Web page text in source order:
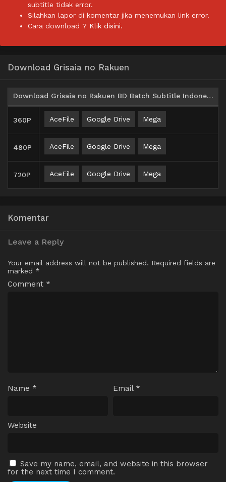
subtitle tidak error.
Silahkan lapor di komentar jika menemukan link error.
Cara download ? Klik disini.
Download Grisaia no Rakuen
Download Grisaia no Rakuen BD Batch Subtitle Indonesia
360P AceFile Google Drive Mega
480P AceFile Google Drive Mega
720P AceFile Google Drive Mega
Komentar
Leave a Reply
Your email address will not be published. Required fields are
marked *
Comment *
Name * Email *
Website
Save my name, email, and website in this browser
for the next time I comment.